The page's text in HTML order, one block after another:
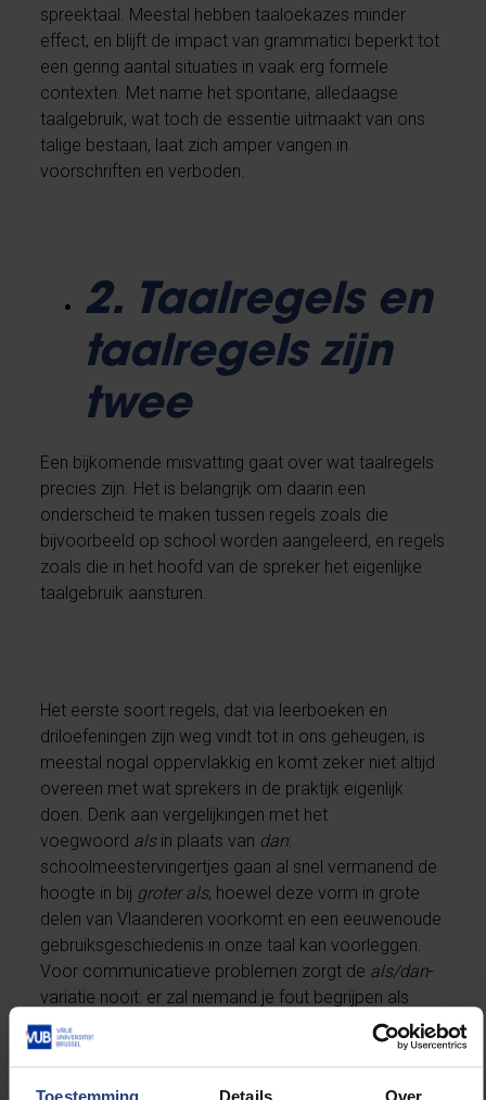
spreektaal. Meestal hebben taaloekazes minder
effect, en blijft de impact van grammatici beperkt tot
een gering aantal situaties in vaak erg formele
contexten. Met name het spontane, alledaagse
taalgebruik, wat toch de essentie uitmaakt van ons
talige bestaan, laat zich amper vangen in
voorschriften en verboden.
2. Taalregels en
taalregels zijn
twee
Een bijkomende misvatting gaat over wat taalregels
precies zijn. Het is belangrijk om daarin een
onderscheid te maken tussen regels zoals die
bijvoorbeeld op school worden aangeleerd, en regels
zoals die in het hoofd van de spreker het eigenlijke
taalgebruik aansturen.
Het eerste soort regels, dat via leerboeken en
driloefeningen zijn weg vindt tot in ons geheugen, is
meestal nogal oppervlakkig en komt zeker niet altijd
overeen met wat sprekers in de praktijk eigenlijk
doen. Denk aan vergelijkingen met het
voegwoord alsin plaats van dan:
schoolmeestervingertjes gaan al snel vermanend de
hoogte in bij groter als, hoewel deze vorm in grote
delen van Vlaanderen voorkomt en een eeuwenoude
gebruiksgeschiedenis in onze taal kan voorleggen.
Voor communicatieve problemen zorgt de als/dan-
variatie nooit: er zal niemand je fout begrijpen als
je groter als
zegt. Wel maakt
de hetze mensen onzeker, wat dan weer tot